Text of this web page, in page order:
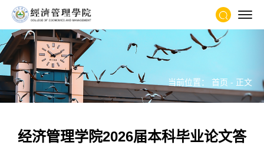
当前位置： 首页 - 正文
经济管理学院2026届本科毕业论文答